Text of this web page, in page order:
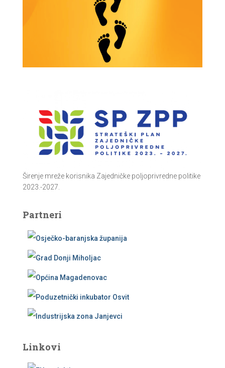
Širenje mreže korisnika Zajedničke poljoprivredne politike
2023.-2027.
Partneri
Linkovi